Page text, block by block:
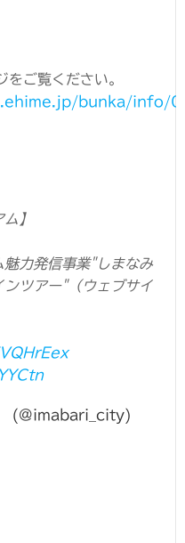
ご覧ください。
bunka/info/
】
魅力発信事業"しまなみ
ンツアー"（ウェブサイ
(@imabari_city)